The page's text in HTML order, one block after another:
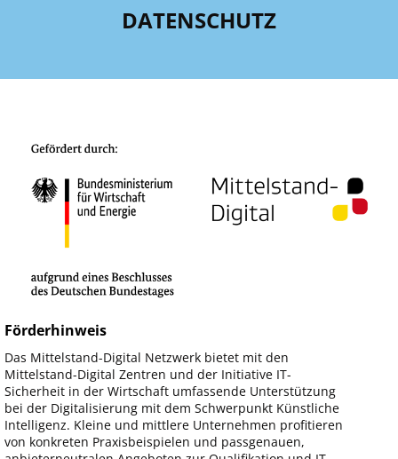
DATENSCHUTZ
Förderhinweis
Das Mittelstand-Digital Netzwerk bietet mit den
Mittelstand-Digital Zentren und der Initiative IT-
Sicherheit in der Wirtschaft umfassende Unterstützung
bei der Digitalisierung mit dem Schwerpunkt Künstliche
Intelligenz. Kleine und mittlere Unternehmen profitieren
von konkreten Praxisbeispielen und passgenauen,